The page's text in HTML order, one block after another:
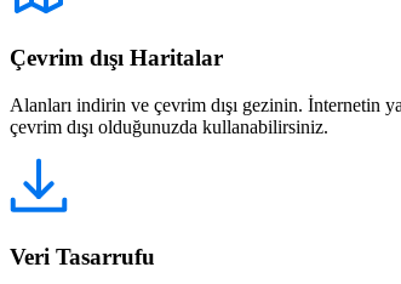
Çevrim dışı Haritalar
Alanları indirin ve çevrim dışı gezinin. İnternetin
çevrim dışı olduğunuzda kullanabilirsiniz.
Veri Tasarrufu